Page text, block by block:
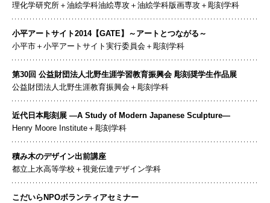
理化学研究所＋油絵学科油絵専攻＋油絵学科版画専攻＋彫刻学科
小平アートサイト2014【GATE】～アートとつながる～
小平市＋小平アートサイト実行委員会＋彫刻学科
第30回 公益財団法人北野生涯学習教育振興会 彫刻奨学生作品展
公益財団法人北野生涯教育振興会＋彫刻学科
近代日本彫刻展 ―A Study of Modern Japanese Sculpture―
Henry Moore Institute＋彫刻学科
積み木のデザイン出前講座
都立上水高等学校＋視覚伝達デザイン学科
こだいらNPOボランティアセミナー